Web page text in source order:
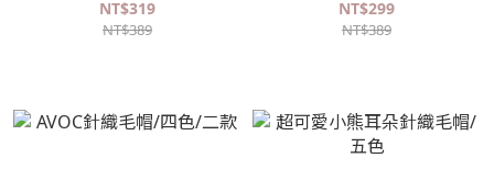
NT$319
NT$389
NT$299
NT$389